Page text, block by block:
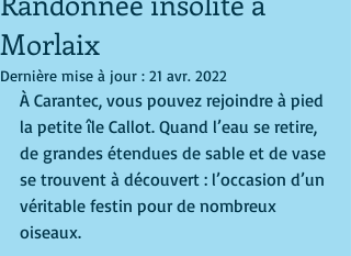
Morlaix
Dernière mise à jour : 21 avr. 2022
À Carantec, vous pouvez rejoindre à pied
la petite île Callot. Quand l’eau se retire,
de grandes étendues de sable et de vase
se trouvent à découvert : l’occasion d’un
véritable festin pour de nombreux
oiseaux.